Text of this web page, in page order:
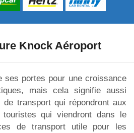
Knock Aéroport
ses portes pour une croissance
mais cela signifie aussi
de transport qui répondront aux
qui viendront dans le
de transport utile pour les